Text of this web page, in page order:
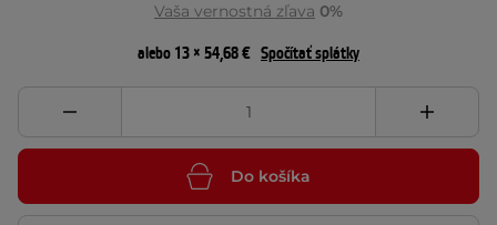
Vaša vernostná zľava 0%
alebo 13 × 54,68 € Spočítať splátky
Do košíka